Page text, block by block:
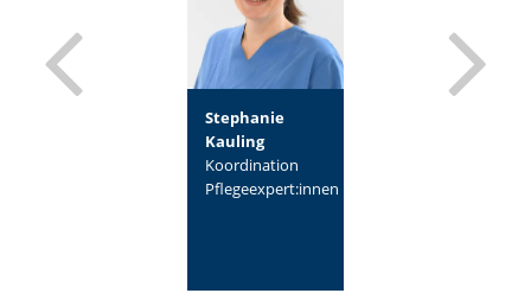
Stephanie
Kauling
Koordination
Pflegeexpert:innen